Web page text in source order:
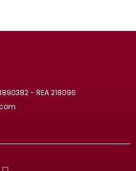
- REA 218096